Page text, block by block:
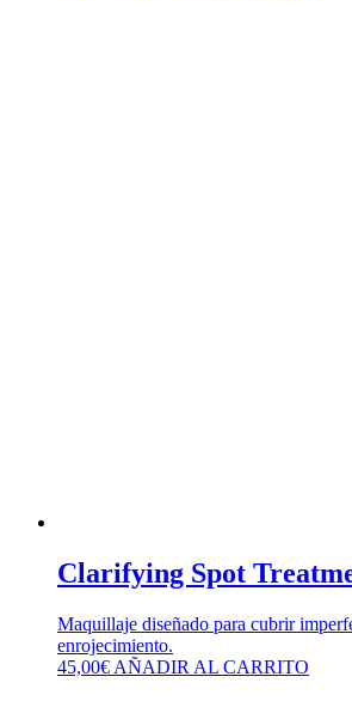
Clarifying Spot
Maquillaje diseñado para cubrir
enrojecimiento.
45,00€ AÑADIR AL CARRITO